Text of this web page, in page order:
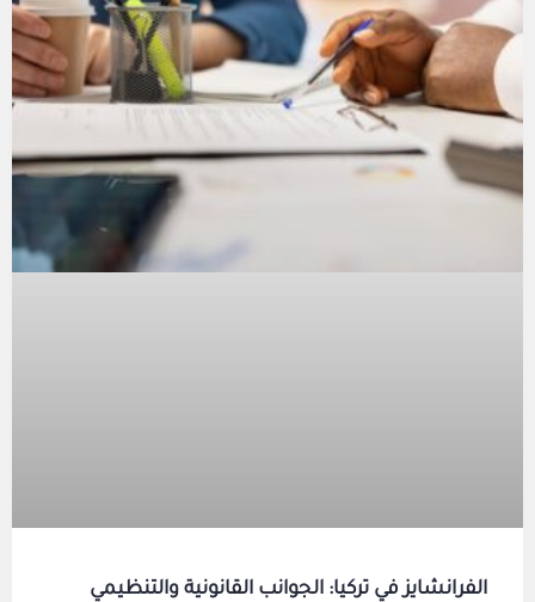
الفرانشايز في تركيا: الجوانب القانونية والتنظيمي